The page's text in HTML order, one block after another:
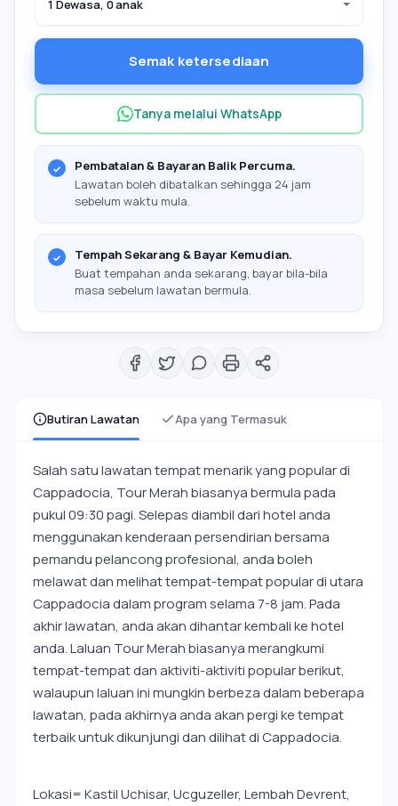
Butiran Lawatan Apa yang Termasuk
Salah satu lawatan tempat menarik yang popular di
Cappadocia, Tour Merah biasanya bermula pada
pukul 09:30 pagi. Selepas diambil dari hotel anda
menggunakan kenderaan persendirian bersama
pemandu pelancong profesional, anda boleh
melawat dan melihat tempat-tempat popular di utara
Cappadocia dalam program selama 7-8 jam. Pada
akhir lawatan, anda akan dihantar kembali ke hotel
anda. Laluan Tour Merah biasanya merangkumi
tempat-tempat dan aktiviti-aktiviti popular berikut,
walaupun laluan ini mungkin berbeza dalam beberapa
lawatan, pada akhirnya anda akan pergi ke tempat
terbaik untuk dikunjungi dan dilihat di Cappadocia.
Lokasi= Kastil Uchisar, Ucguzeller, Lembah Devrent,
1 Dewasa, 0 anak
Semak ketersediaan
Tanya melalui WhatsApp
Pembatalan & Bayaran Balik Percuma.
Lawatan boleh dibatalkan sehingga 24 jam
sebelum waktu mula.
Tempah Sekarang & Bayar Kemudian.
Buat tempahan anda sekarang, bayar bila-bila
masa sebelum lawatan bermula.